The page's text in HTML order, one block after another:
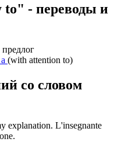
- переводы и
предлог
(with attention to)
со словом
explanation. L'insegnante